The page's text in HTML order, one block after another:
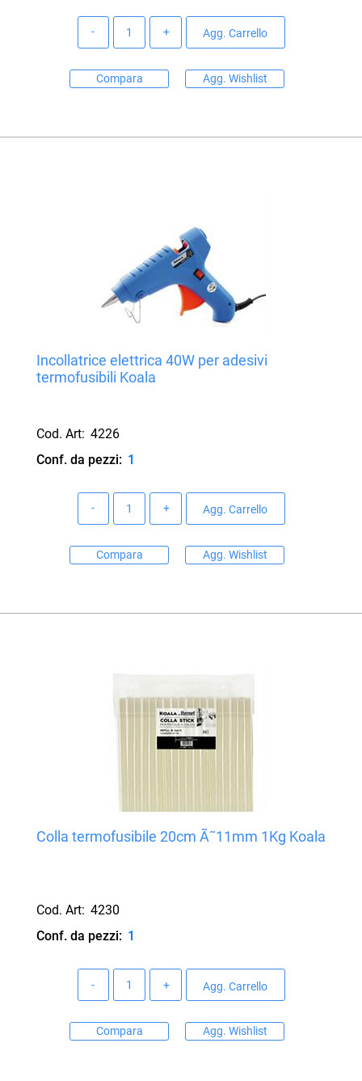
Agg. Carrello
Compara Agg. Wishlist
Incollatrice elettrica 40W per adesivi
termofusibili Koala
Cod. Art: 4226
Conf. da pezzi: 1
Agg. Carrello
Compara Agg. Wishlist
Colla termofusibile 20cm Ã˜11mm 1Kg Koala
Cod. Art: 4230
Conf. da pezzi: 1
Agg. Carrello
Compara Agg. Wishlist